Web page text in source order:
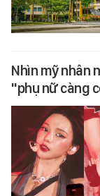
Nhìn mỹ nhân
"phụ nữ càng